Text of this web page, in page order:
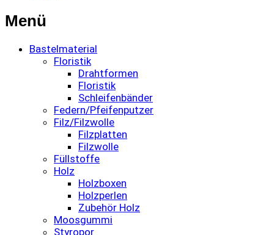
Menü
Bastelmaterial
Floristik
Drahtformen
Floristik
Schleifenbänder
Federn/Pfeifenputzer
Filz/Filzwolle
Filzplatten
Filzwolle
Füllstoffe
Holz
Holzboxen
Holzperlen
Zubehör Holz
Moosgummi
Styropor